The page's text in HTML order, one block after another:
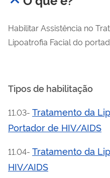
Habilitar Assistência no
Lipoatrofia Facial do
Tipos de habilitação
11.03- Tratamento da
Portador de HIV/AIDS
11.04- Tratamento da
HIV/AIDS